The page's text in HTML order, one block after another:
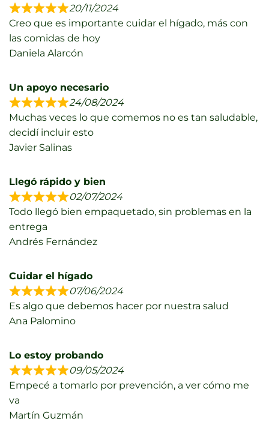
20/11/2024
Creo que es importante cuidar el hígado, más con
las comidas de hoy
Daniela Alarcón
Un apoyo necesario
24/08/2024
Muchas veces lo que comemos no es tan saludable,
decidí incluir esto
Javier Salinas
Llegó rápido y bien
02/07/2024
Todo llegó bien empaquetado, sin problemas en la
entrega
Andrés Fernández
Cuidar el hígado
07/06/2024
Es algo que debemos hacer por nuestra salud
Ana Palomino
Lo estoy probando
09/05/2024
Empecé a tomarlo por prevención, a ver cómo me
va
Martín Guzmán